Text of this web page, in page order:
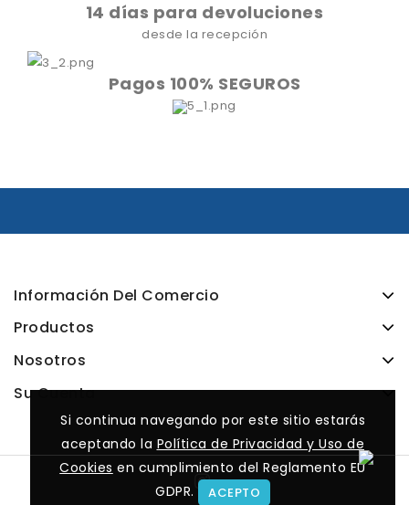
Si continua navegando por este sitio estarás
aceptando la Política de Privacidad y Uso de
Cookies en cumplimiento del Reglamento EU
GDPR.
ACEPTO
14 días para devoluciones
desde la recepción
Pagos 100% SEGUROS
Información Del Comercio
Productos
Nosotros
Su Cuenta
Si continua navegando por este sitio estarás
aceptando la Política de Privacidad y Uso de
Cookies en cumplimiento del Reglamento EU
GDPR.
ACEPTO